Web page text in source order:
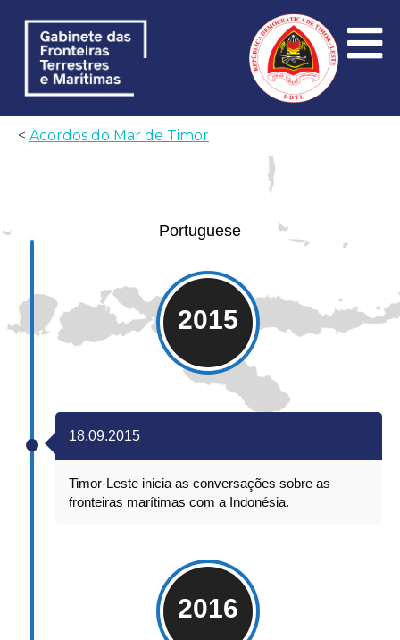
< Acordos do Mar de Timor
Portuguese
2015
18.09.2015
Timor-Leste inicia as conversações sobre as
fronteiras marítimas com a Indonésia.
2016